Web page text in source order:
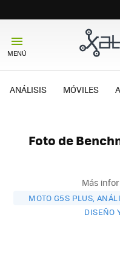
MENÚ
ANÁLISIS MÓVILES
Foto de
Más
MOTO G5S PLUS,
DISEÑO